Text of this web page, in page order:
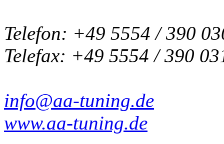
Telefon: +49 5554 / 390
Telefax: +49 5554 / 390
info@aa-tuning.de
www.aa-tuning.de